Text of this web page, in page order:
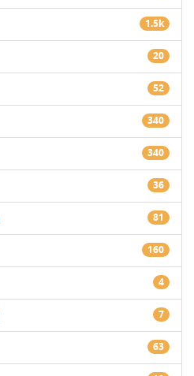
1.5k
20
52
340
340
36
81
160
4
7
63